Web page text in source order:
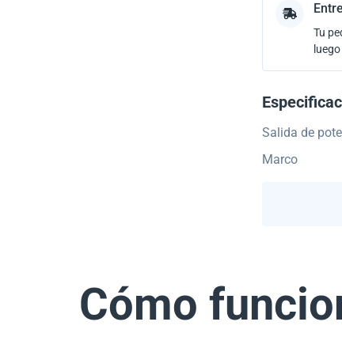
Tu
Salida de
Marco
Cómo